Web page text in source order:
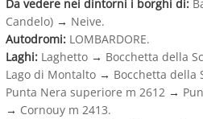
Da vedere nei dintorni i borghi di:
Candelo) → Neive.
Autodromi: LOMBARDORE.
Laghi: Laghetto → Bocchetta della
Lago di Montalto → Bocchetta della
Punta Nera superiore m 2612 →
→ Cornouy m 2413.